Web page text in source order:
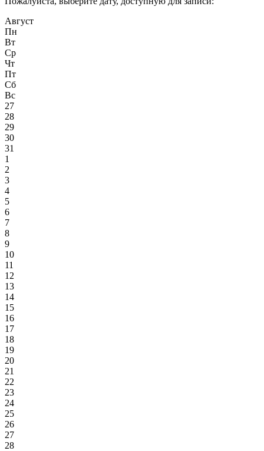
Август
Пн
Вт
Ср
Чт
Пт
Сб
Вс
27
28
29
30
31
1
2
3
4
5
6
7
8
9
10
11
12
13
14
15
16
17
18
19
20
21
22
23
24
25
26
27
28